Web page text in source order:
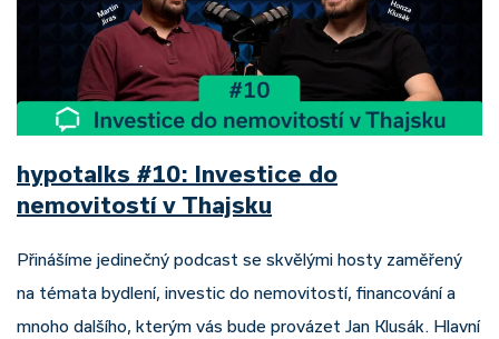
hypotalks #10: Investice do
nemovitostí v Thajsku
Přinášíme jedinečný podcast se skvělými hosty zaměřený
na témata bydlení, investic do nemovitostí, financování a
mnoho dalšího, kterým vás bude provázet Jan Klusák. Hlavní